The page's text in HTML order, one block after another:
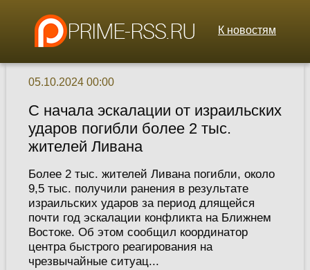
К новостям
05.10.2024 00:00
С начала эскалации от израильских
ударов погибли более 2 тыс.
жителей Ливана
Более 2 тыс. жителей Ливана погибли, около
9,5 тыс. получили ранения в результате
израильских ударов за период длящейся
почти год эскалации конфликта на Ближнем
Востоке. Об этом сообщил координатор
центра быстрого реагирования на
чрезвычайные ситуац...